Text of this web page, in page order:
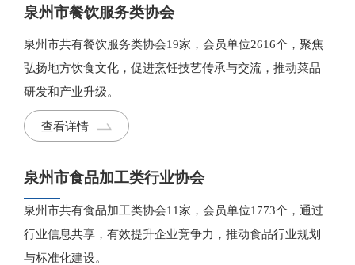
泉州市餐饮服务类协会
泉州市共有餐饮服务类协会19家，会员单位2616个，聚焦
弘扬地方饮食文化，促进烹饪技艺传承与交流，推动菜品
研发和产业升级。
查看详情
泉州市食品加工类行业协会
泉州市共有食品加工类协会11家，会员单位1773个，通过
行业信息共享，有效提升企业竞争力，推动食品行业规划
与标准化建设。